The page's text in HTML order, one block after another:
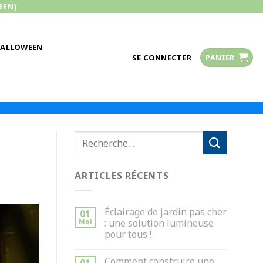
SE CONNECTER PANIER
ARTICLES RÉCENTS
01
Mai
Éclairage de jardin pas cher
: une solution lumineuse
pour tous !